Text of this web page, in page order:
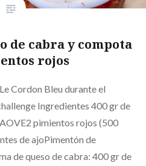
de cabra y compota
rojos
Cordon Bleu durante el
Ingredientes 400 gr de
pimientos rojos (500
de ajoPimentón de
de queso de cabra: 400 gr de